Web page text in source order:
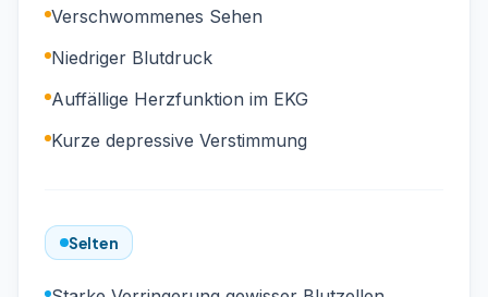
Verschwommenes Sehen
Niedriger Blutdruck
Auffällige Herzfunktion im EKG
Kurze depressive Verstimmung
Selten